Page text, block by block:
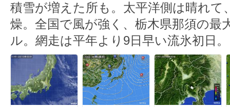
積雪が増えた所も。太平洋側は晴れて
燥。全国で風が強く、栃木県那須の最
ル。網走は平年より9日早い流氷初日。